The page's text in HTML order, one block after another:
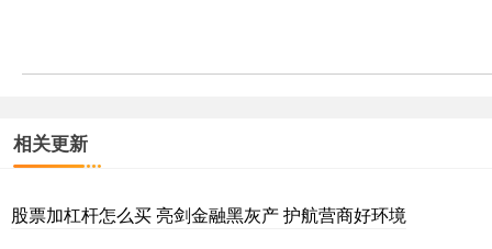
相关更新
股票加杠杆怎么买 亮剑金融黑灰产 护航营商好环境